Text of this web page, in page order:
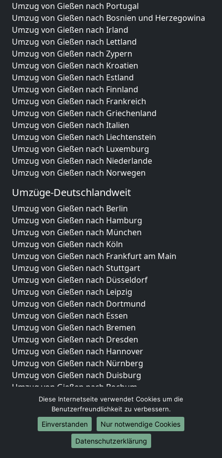
Umzug von Gießen nach Portugal
Umzug von Gießen nach Bosnien und Herzegowina
Umzug von Gießen nach Irland
Umzug von Gießen nach Lettland
Umzug von Gießen nach Zypern
Umzug von Gießen nach Kroatien
Umzug von Gießen nach Estland
Umzug von Gießen nach Finnland
Umzug von Gießen nach Frankreich
Umzug von Gießen nach Griechenland
Umzug von Gießen nach Italien
Umzug von Gießen nach Liechtenstein
Umzug von Gießen nach Luxemburg
Umzug von Gießen nach Niederlande
Umzug von Gießen nach Norwegen
Umzüge-Deutschlandweit
Umzug von Gießen nach Berlin
Umzug von Gießen nach Hamburg
Umzug von Gießen nach München
Umzug von Gießen nach Köln
Umzug von Gießen nach Frankfurt am Main
Umzug von Gießen nach Stuttgart
Umzug von Gießen nach Düsseldorf
Umzug von Gießen nach Leipzig
Umzug von Gießen nach Dortmund
Umzug von Gießen nach Essen
Umzug von Gießen nach Bremen
Umzug von Gießen nach Dresden
Umzug von Gießen nach Hannover
Umzug von Gießen nach Nürnberg
Umzug von Gießen nach Duisburg
Umzug von Gießen nach Bochum
Umzug von Gießen nach Wuppertal
Umzug von Gießen nach Bielefeld
Umzug von Gießen nach Bonn
Umzug von Gießen nach Münster
Diese Internetseite verwendet Cookies um die
Benutzerfreundlichkeit zu verbessern.
Einverstanden
Nur notwendige Cookies
Datenschutzerklärung